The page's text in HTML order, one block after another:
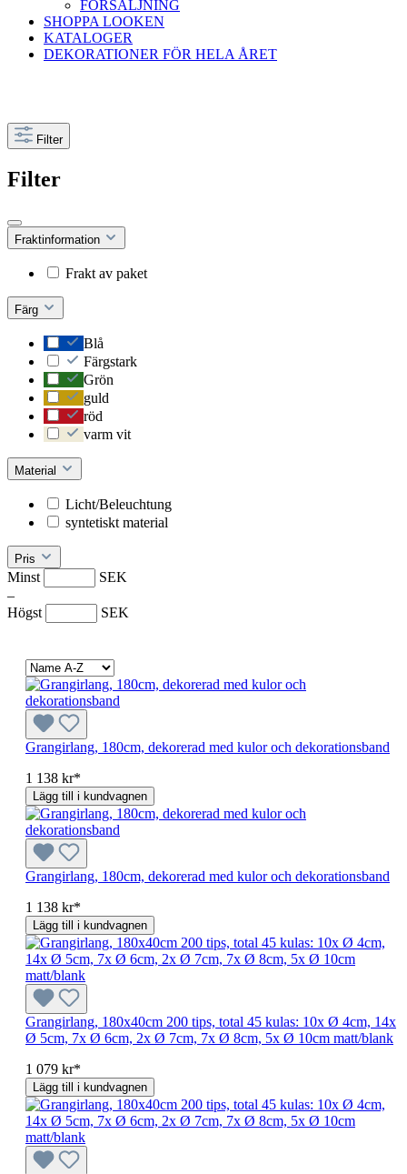
FÖRSÄLJNING
SHOPPA LOOKEN
KATALOGER
DEKORATIONER FÖR HELA ÅRET
Filter
Filter
Fraktinformation
Frakt av paket
Färg
Blå
Färgstark
Grön
guld
röd
varm vit
Material
Licht/Beleuchtung
syntetiskt material
Pris
Minst
SEK
–
Högst
SEK
Grangirlang, 180cm, dekorerad med kulor och dekorationsband
1 138 kr*
Lägg till i kundvagnen
Grangirlang, 180cm, dekorerad med kulor och dekorationsband
1 138 kr*
Lägg till i kundvagnen
Grangirlang, 180x40cm 200 tips, total 45 kulas: 10x Ø 4cm, 14x
Ø 5cm, 7x Ø 6cm, 2x Ø 7cm, 7x Ø 8cm, 5x Ø 10cm matt/blank
1 079 kr*
Lägg till i kundvagnen